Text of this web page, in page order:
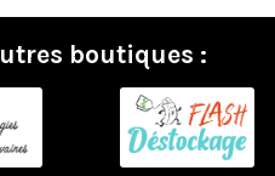
boutiques :